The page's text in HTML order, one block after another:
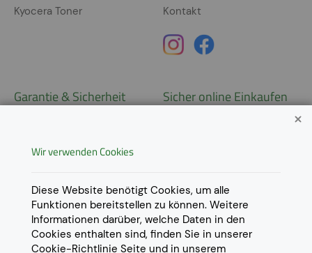
Kyocera Toner
Kontakt
Garantie & Sicherheit
Datenschutz
Impressum
Cookie Einstellungen
Sicher online Einkaufen
Lieferungen in weitere Länder
gerne aufAnfrage
Wir verwenden Cookies
Diese Website benötigt Cookies, um alle
Funktionen bereitstellen zu können. Weitere
Informationen darüber, welche Daten in den
Cookies enthalten sind, finden Sie in unserer
Cookie-Richtlinie Seite und in unserem